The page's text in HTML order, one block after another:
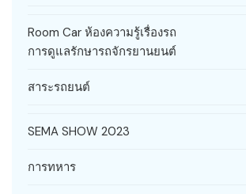
Room Car ห้องความรู้เรื่องรถ
การดูแลรักษารถจักรยานยนต์
สาระรถยนต์
SEMA SHOW 2023
การทหาร